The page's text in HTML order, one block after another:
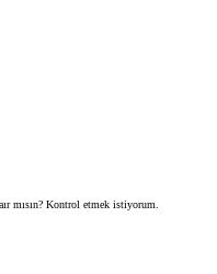
mısın? Kontrol etmek istiyorum.